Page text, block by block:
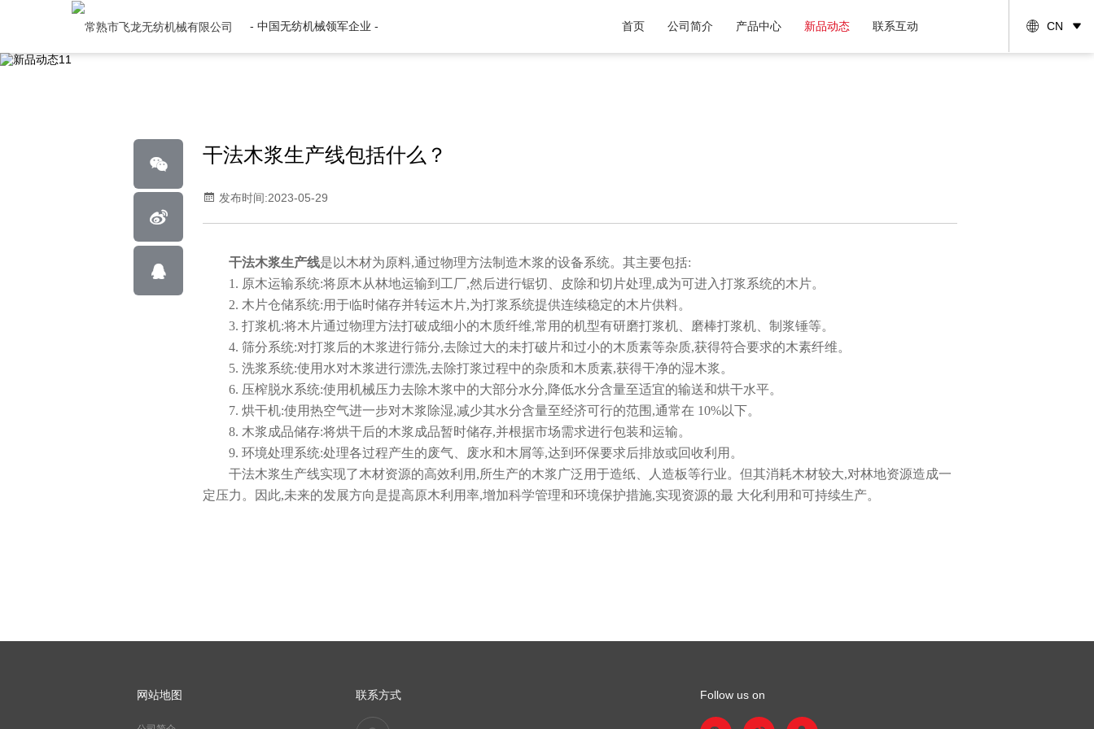
- 中国无纺机械领军企业 - CN
首页 公司简介 产品中心 新品动态 联系互动
干法木浆生产线包括什么？
发布时间:2023-05-29
干法木浆生产线是以木材为原料,通过物理方法制造木浆的设备系统。其主要包括:
1. 原木运输系统:将原木从林地运输到工厂,然后进行锯切、皮除和切片处理,成为可进入打浆系统的木片。
2. 木片仓储系统:用于临时储存并转运木片,为打浆系统提供连续稳定的木片供料。
3. 打浆机:将木片通过物理方法打破成细小的木质纤维,常用的机型有研磨打浆机、磨棒打浆机、制浆锤等。
4. 筛分系统:对打浆后的木浆进行筛分,去除过大的未打破片和过小的木质素等杂质,获得符合要求的木素纤维。
5. 洗浆系统:使用水对木浆进行漂洗,去除打浆过程中的杂质和木质素,获得干净的湿木浆。
6. 压榨脱水系统:使用机械压力去除木浆中的大部分水分,降低水分含量至适宜的输送和烘干水平。
7. 烘干机:使用热空气进一步对木浆除湿,减少其水分含量至经济可行的范围,通常在 10%以下。
8. 木浆成品储存:将烘干后的木浆成品暂时储存,并根据市场需求进行包装和运输。
9. 环境处理系统:处理各过程产生的废气、废水和木屑等,达到环保要求后排放或回收利用。
干法木浆生产线实现了木材资源的高效利用,所生产的木浆广泛用于造纸、人造板等行业。但其消耗木材较大,对林地资源造成一
定压力。因此,未来的发展方向是提高原木利用率,增加科学管理和环境保护措施,实现资源的最 大化利用和可持续生产。
网站地图 联系方式 Follow us on